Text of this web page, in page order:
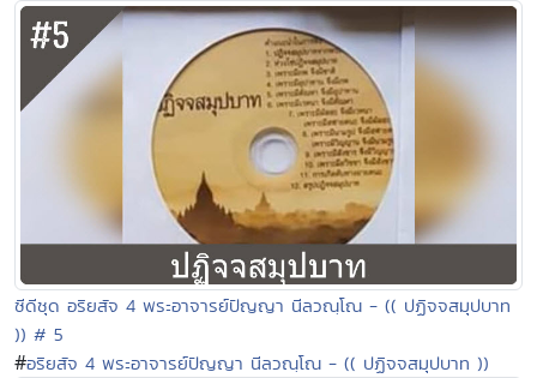
ซีดีชุด อริยสัจ 4 พระอาจารย์ปัญญา นีลวณฺโณ - (( ปฏิจจสมุปบาท
)) # 5
#อริยสัจ 4 พระอาจารย์ปัญญา นีลวณฺโณ - (( ปฏิจจสมุปบาท ))